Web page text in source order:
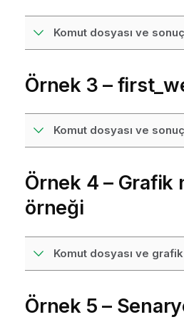
Komut dosyası ve
Örnek 3 –
Komut dosyası ve
Örnek 4 – Grafik
örneği
Komut dosyası ve
Örnek 5 –